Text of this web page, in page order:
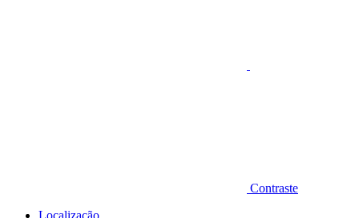
Contraste
Localização